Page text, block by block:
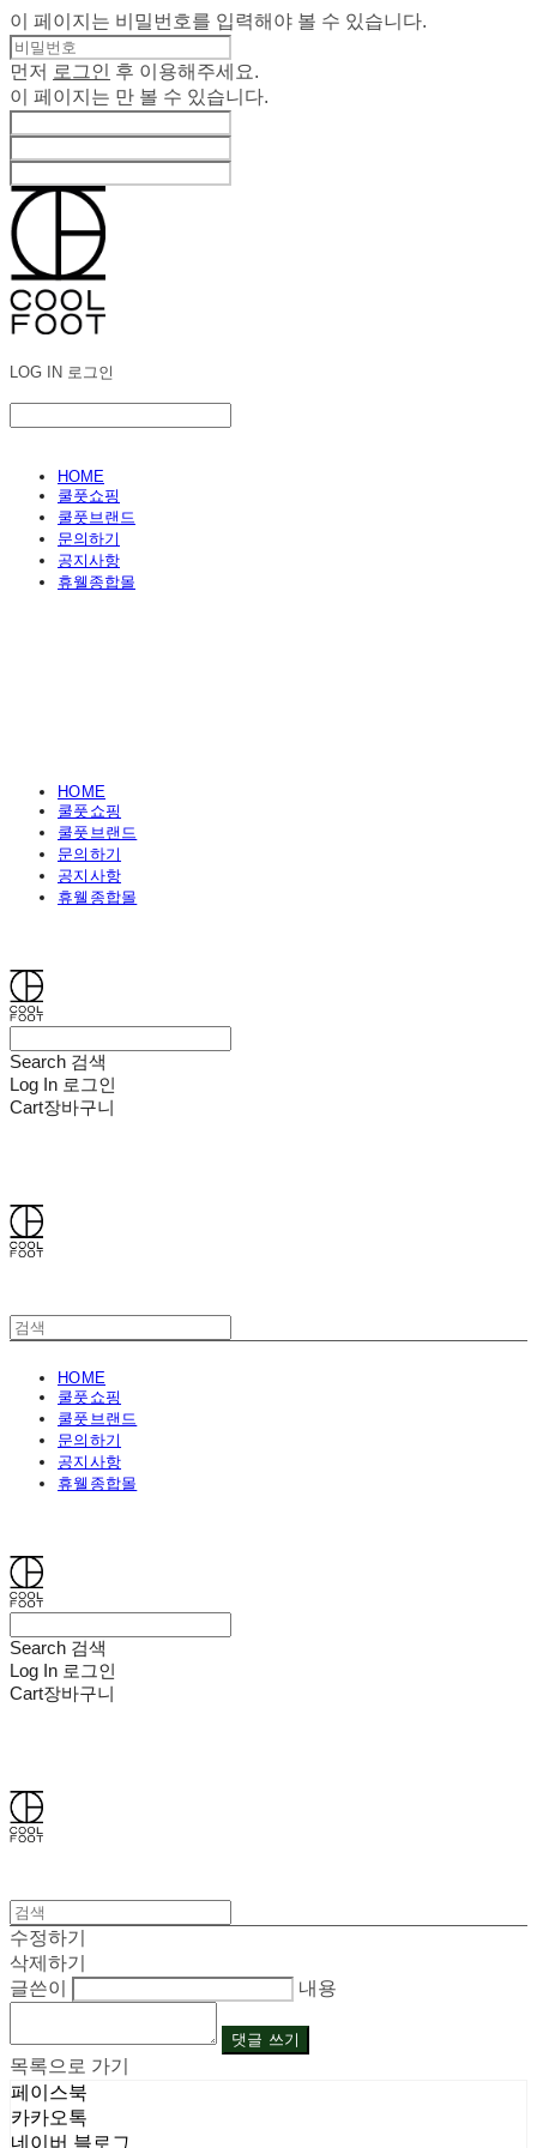
이 페이지는 비밀번호를 입력해야 볼 수 있습니다.
먼저 로그인
후 이용해주세요.
이 페이지는 만 볼 수 있습니다.
LOG IN 로그인
HOME
쿨풋쇼핑
쿨풋브랜드
문의하기
공지사항
휴웰종합몰
HOME
쿨풋쇼핑
쿨풋브랜드
문의하기
공지사항
휴웰종합몰
Search 검색
Log In 로그인
Cart장바구니
HOME
쿨풋쇼핑
쿨풋브랜드
문의하기
공지사항
휴웰종합몰
Search 검색
Log In 로그인
Cart장바구니
수정하기
삭제하기
글쓴이
내용
댓글 쓰기
목록으로 가기
페이스북
카카오톡
네이버 블로그